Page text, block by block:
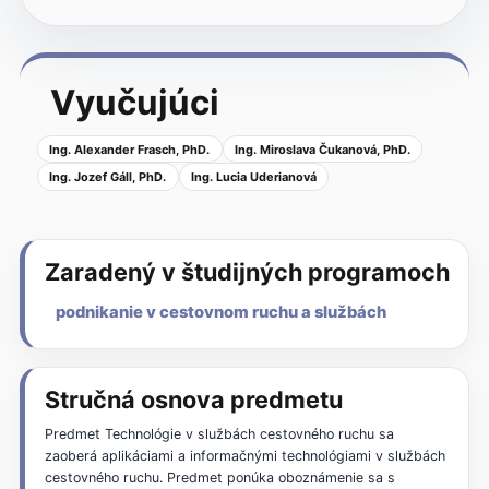
Vyučujúci
Ing. Alexander Frasch, PhD.
Ing. Miroslava Čukanová, PhD.
Ing. Jozef Gáll, PhD.
Ing. Lucia Uderianová
Zaradený v študijných programoch
podnikanie v cestovnom ruchu a službách
Stručná osnova predmetu
Predmet Technológie v službách cestovného ruchu sa
zaoberá aplikáciami a informačnými technológiami v službách
cestovného ruchu. Predmet ponúka oboznámenie sa s